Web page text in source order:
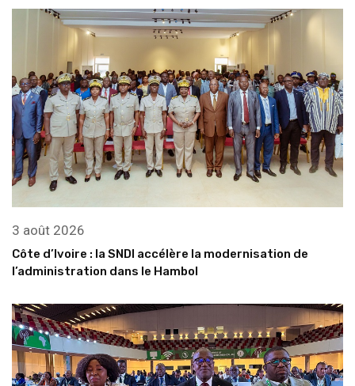
3 août 2026
Côte d’Ivoire : la SNDI accélère la modernisation de
l’administration dans le Hambol